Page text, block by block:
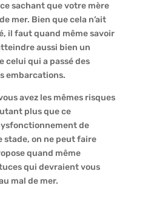
sachant que votre mère
mer. Bien que cela n’ait
il faut quand même savoir
aussi bien un
qui a passé des
embarcations.
avez les mêmes risques
plus que ce
de
stade, on ne peut faire
quand même
qui devraient vous
mal de mer.